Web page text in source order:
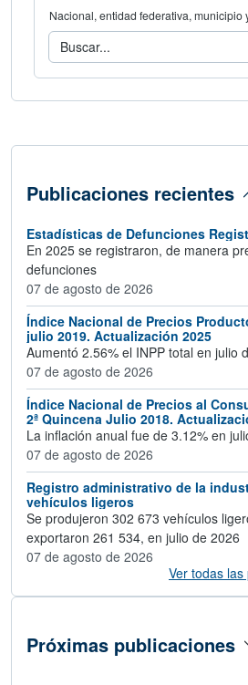
Nacional, entidad federativa, municipio
Consulta los
Buscar
Publicaciones recientes
Estadísticas de Defunciones
En 2025 se registraron, de manera
defunciones
07 de agosto de 2026
Índice Nacional de Precios
julio 2019. Actualización 2025
Aumentó 2.56% el INPP total en julio
07 de agosto de 2026
Índice Nacional de Precios al
2ª Quincena Julio 2018.
Ponderadores 2024
La inflación anual fue de 3.12% en
07 de agosto de 2026
Registro administrativo de la
vehículos ligeros
Se produjeron 302 673 vehículos
exportaron 261 534, en julio de 2026
07 de agosto de 2026
Ver todas
Próximas publicaciones